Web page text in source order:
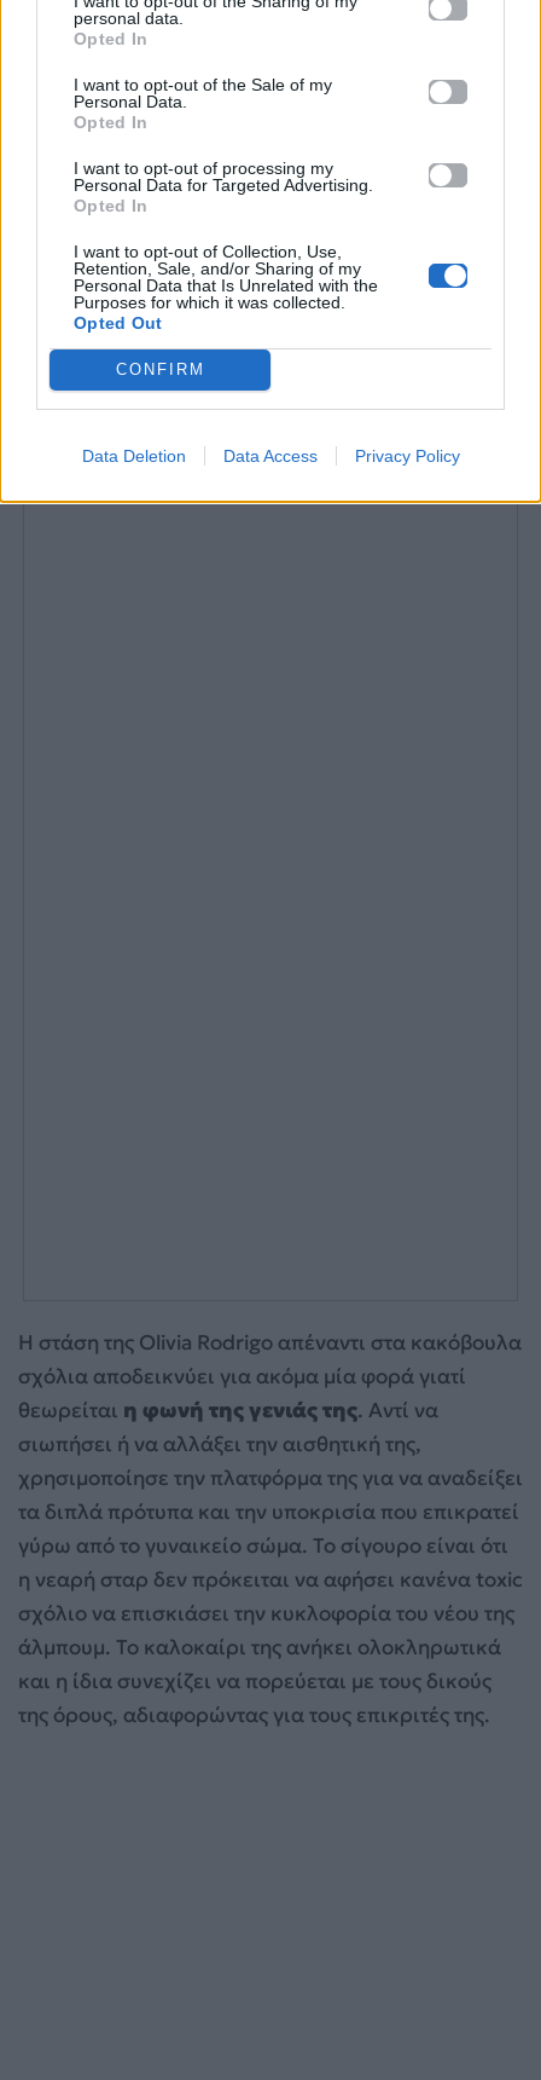
personal data.
Opted In
I want to opt-out of the Sale of my
Personal Data.
Opted In
I want to opt-out of processing my
Personal Data for Targeted Advertising.
Opted In
I want to opt-out of Collection, Use,
Retention, Sale, and/or Sharing of my
Personal Data that Is Unrelated with the
Purposes for which it was collected.
Opted Out
CONFIRM
Data Deletion Data Access Privacy Policy
Courtney Love, γυναίκες που αποτελούν
αναφερόμενη στα είδωλα του κινήματος Riot Grrrl.
Η αντίδραση αυτή δεν πέρασε απαρατήρητη από
την ίδια την Κόρτνεϊ Λαβ, η οποία έσπευσε να
στηρίξει δημόσια τη νεαρή συνάδελφό της,
προσωπικό της λογαριασμό στο Instagram.
Η στάση της Olivia Rodrigo απέναντι στα κακόβουλα
σχόλια αποδεικνύει για ακόμα μία φορά γιατί
θεωρείται η φωνή της γενιάς της. Αντί να
σιωπήσει ή να αλλάξει την αισθητική της,
χρησιμοποίησε την πλατφόρμα της για να αναδείξει
τα διπλά πρότυπα και την υποκρισία που επικρατεί
γύρω από το γυναικείο σώμα. Το σίγουρο είναι ότι
η νεαρή σταρ δεν πρόκειται να αφήσει κανένα toxic
σχόλιο να επισκιάσει την κυκλοφορία του νέου της
άλμπουμ. Το καλοκαίρι της ανήκει ολοκληρωτικά
και η ίδια συνεχίζει να πορεύεται με τους δικούς
της όρους, αδιαφορώντας για τους επικριτές της.